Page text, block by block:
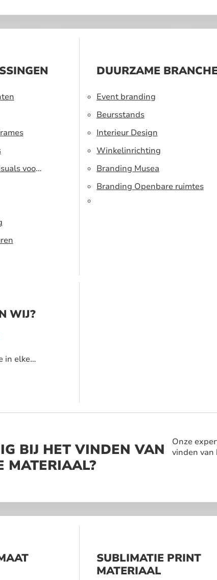
voor
DUURZAME
Event branding
Beursstands
Interieur Design
Winkelinrichting
Branding Musea
Branding Openbare ruimtes
WIJ?
in elke
BIJ HET VINDEN VAN
MATERIAAL?
Onze
vinden van
SUBLIMATIE PRINT
MATERIAAL